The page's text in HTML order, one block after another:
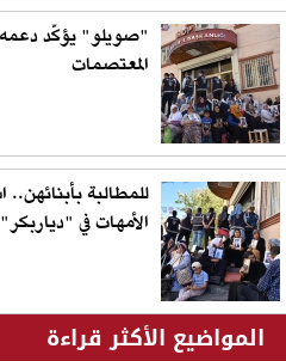
"صويلو" يؤكّد
المعتصمات
للمطالبة
الأمهات في
المواضيع الأكثر قراءة